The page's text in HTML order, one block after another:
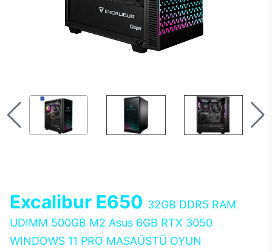
Excalibur E650 32GB DDR5 RAM
UDIMM 500GB M2 Asus 6GB RTX 3050
WINDOWS 11 PRO MASAÜSTÜ OYUN